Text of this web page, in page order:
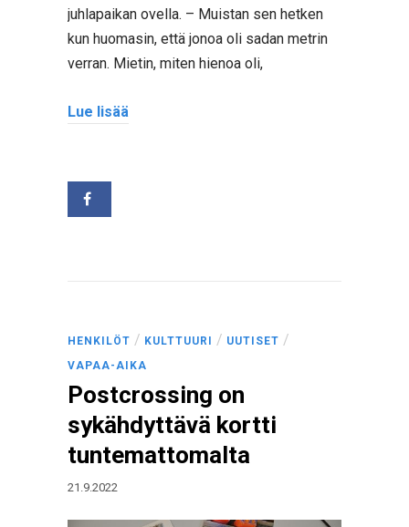
juhlapaikan ovella. – Muistan sen hetken
kun huomasin, että jonoa oli sadan metrin
verran. Mietin, miten hienoa oli,
Lue lisää
HENKILÖT / KULTTUURI / UUTISET /
VAPAA-AIKA
Postcrossing on
sykähdyttävä kortti
tuntemattomalta
21.9.2022